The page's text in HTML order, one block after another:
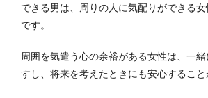
できる男は、周りの人に気配りができる
です。
周囲を気遣う心の余裕がある女性は、一
すし、将来を考えたときにも安心すること